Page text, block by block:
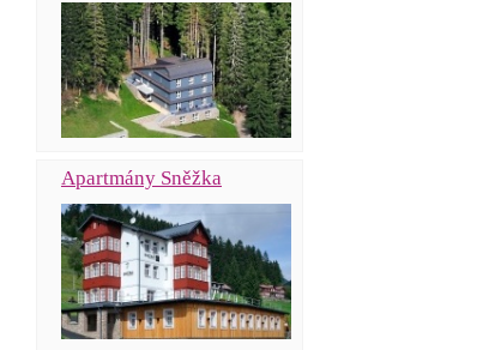
Apartmány Sněžka